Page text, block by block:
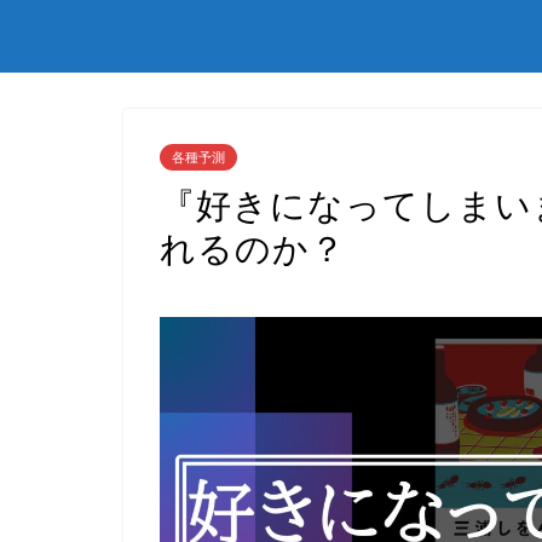
各種予測
『好きになってしま
れるのか？